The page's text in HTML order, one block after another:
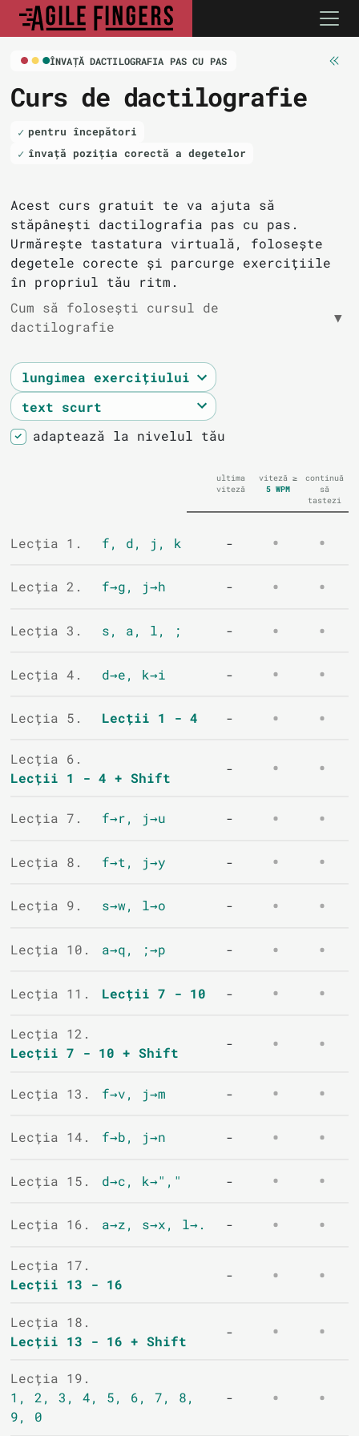
ÎNVAȚĂ DACTILOGRAFIA PAS CU PAS
Curs de dactilografie
pentru începători
învață poziția corectă a degetelor
Acest curs gratuit te va ajuta să
stăpânești dactilografia pas cu pas.
Urmărește tastatura virtuală, folosește
degetele corecte și parcurge exercițiile
în propriul tău ritm.
Cum să folosești cursul de
dactilografie
▼
adaptează la nivelul tău
ultima
viteză
viteză ≥
5 WPM
continuă
să
tastezi
Lecția 1. f, d, j, k -
Lecția 2. f→g, j→h -
Lecția 3. s, a, l, ; -
Lecția 4. d→e, k→i -
Lecția 5. Lecții 1 - 4 -
Lecția 6.
Lecții 1 - 4 + Shift
-
Lecția 7. f→r, j→u -
Lecția 8. f→t, j→y -
Lecția 9. s→w, l→o -
Lecția 10. a→q, ;→p -
Lecția 11. Lecții 7 - 10 -
Lecția 12.
Lecții 7 - 10 + Shift
-
Lecția 13. f→v, j→m -
Lecția 14. f→b, j→n -
Lecția 15. d→c, k→"," -
Lecția 16. a→z, s→x, l→. -
Lecția 17.
Lecții 13 - 16
-
Lecția 18.
Lecții 13 - 16 + Shift
-
Lecția 19.
1, 2, 3, 4, 5, 6, 7, 8,
9, 0
-